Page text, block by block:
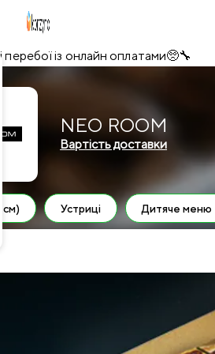
із онлайн оплатами🥺🔧
NEO ROOM
Вартість доставки
см) Устриці Дитяче меню